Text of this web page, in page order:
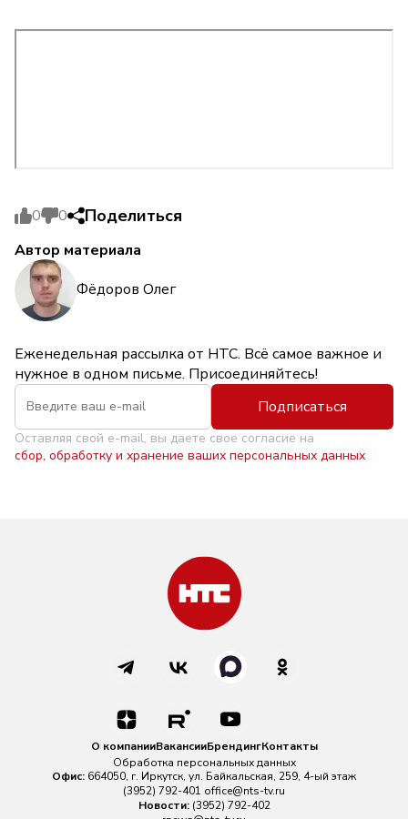
0 0 Поделиться
Автор материала
Фёдоров Олег
Еженедельная рассылка от НТС. Всё самое важное и
нужное в одном письме. Присоединяйтесь!
Подписаться
Оставляя свой e-mail, вы даете свое согласие на
сбор, обработку и хранение ваших персональных данных
О компанииВакансииБрендингКонтакты
Обработка персональных данных
Офис: 664050, г. Иркутск, ул. Байкальская, 259, 4-ый этаж
(3952) 792-401 office@nts-tv.ru
Новости: (3952) 792-402